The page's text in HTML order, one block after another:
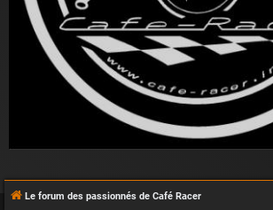
Le forum des passionnés de Café Racer